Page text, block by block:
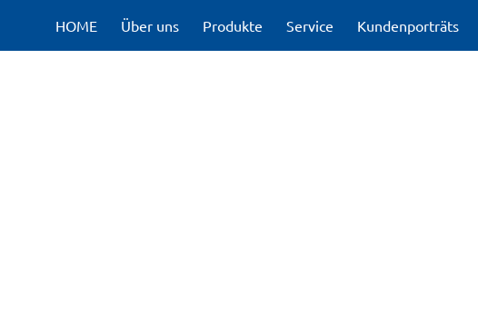
HOME Über uns Produkte Service Kundenporträts